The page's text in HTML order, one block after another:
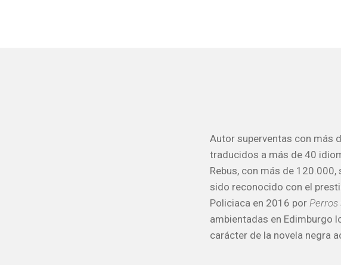
Autor superventas con más
traducidos a más de 40
Rebus, con más de
sido reconocido con el
Policiaca en 2016 por Perros
ambientadas en Edimburgo
carácter de la novela negra